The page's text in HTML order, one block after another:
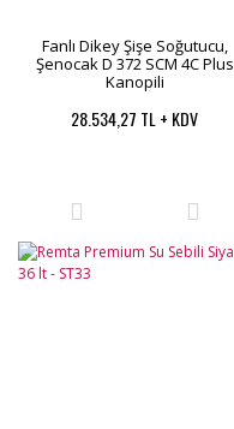
Fanlı Dikey Şişe Soğutucu,
Şenocak D 372 SCM 4C Plus
Kanopili
28.534,27 TL + KDV